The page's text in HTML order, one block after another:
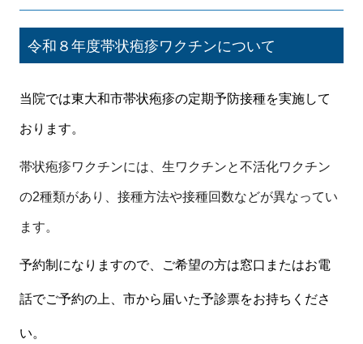
令和８年度帯状疱疹ワクチンについて
当院では東大和市帯状疱疹の定期予防接種を実施して
おります。
帯状疱疹ワクチンには、生ワクチンと不活化ワクチン
の2種類があり、接種方法や接種回数などが異なってい
ます。
予約制になりますので、ご希望の方は窓口またはお電
話でご予約の上、市から届いた予診票をお持ちくださ
い。